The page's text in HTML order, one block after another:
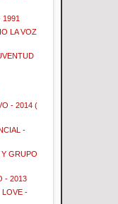
LA VOZ
- 2014 (
-
GRUPO
- 2013
LOVE -